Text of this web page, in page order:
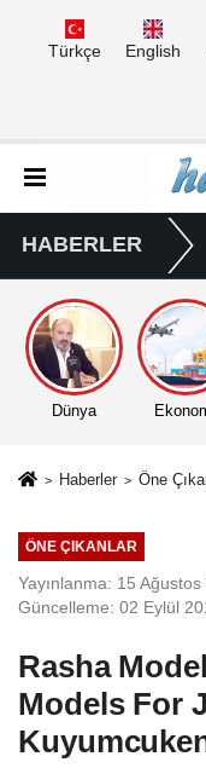
Türkçe English
HABERLER
Dünya
Haberler Öne
ÖNE ÇIKANLAR
Yayınlanma: 15
Güncelleme: 02 Eylül
Rasha
Models For